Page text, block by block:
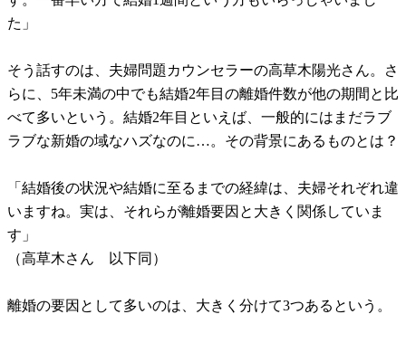
た」
そう話すのは、夫婦問題カウンセラーの高草木陽光さん。さ
らに、5年未満の中でも結婚2年目の離婚件数が他の期間と比
べて多いという。結婚2年目といえば、一般的にはまだラブ
ラブな新婚の域なハズなのに…。その背景にあるものとは？
「結婚後の状況や結婚に至るまでの経緯は、夫婦それぞれ違
いますね。実は、それらが離婚要因と大きく関係していま
す」
（高草木さん 以下同）
離婚の要因として多いのは、大きく分けて3つあるという。